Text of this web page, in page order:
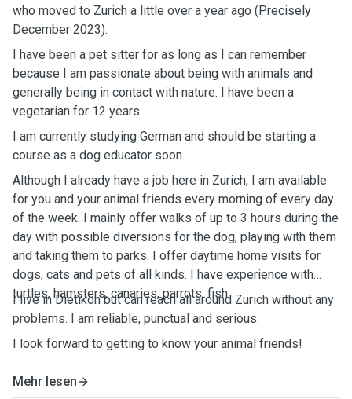
who moved to Zurich a little over a year ago (Precisely
December 2023).
I have been a pet sitter for as long as I can remember
because I am passionate about being with animals and
generally being in contact with nature. I have been a
vegetarian for 12 years.
I am currently studying German and should be starting a
course as a dog educator soon.
Although I already have a job here in Zurich, I am available
for you and your animal friends every morning of every day
of the week. I mainly offer walks of up to 3 hours during the
day with possible diversions for the dog, playing with them
and taking them to parks. I offer daytime home visits for
dogs, cats and pets of all kinds. I have experience with
turtles, hamsters, canaries, parrots, fish.
I live in Dietikon but can reach all around Zurich without any
problems. I am reliable, punctual and serious.
I look forward to getting to know your animal friends!
Mehr lesen